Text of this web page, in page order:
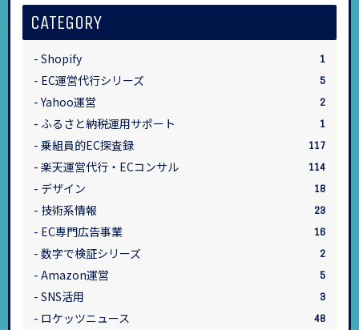
CATEGORY
Shopify 1
EC運営代行シリーズ 5
Yahoo運営 2
ふるさと納税運用サポート 1
乗組員的EC探査録 117
楽天運営代行・ECコンサル 114
デザイン 18
技術系情報 23
EC専門広告事業 16
数字で検証シリーズ 2
Amazon運営 5
SNS活用 3
ロケッツニュース 48